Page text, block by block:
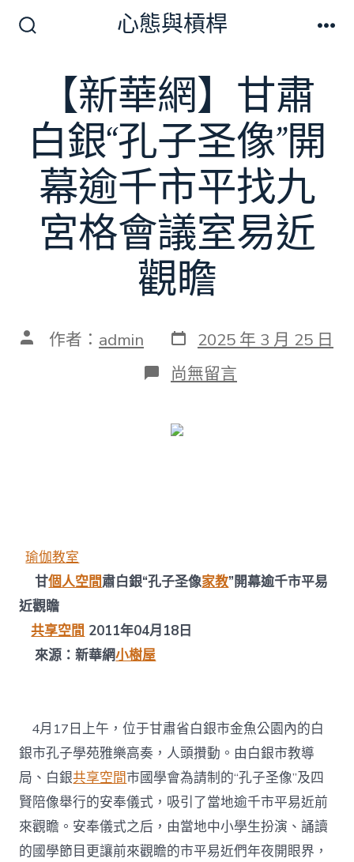
關
心態與槓桿
【新華網】甘肅
白銀“孔子圣像”開
幕逾千市平找九
宮格會議室易近
觀瞻
文 作者： admin 發
表
日
期
2025 年 3 月 25 日
在
〈【新
網】
甘
幕
逾
市
平
會
議
室
易
近
觀
瞻〉
中
尚無留言
瑜伽教室
甘個人空間肅白銀“孔子圣像家教”開幕逾千市平易
近觀瞻
共享空間 2011年04月18日
來源：新華網小樹屋
4月17日上午，位于甘肅省白銀市金魚公園內的白
銀市孔子學苑雅樂高奏，人頭攢動。由白銀市教導
局、白銀共享空間市國學會為請制的“孔子圣像”及四
賢陪像舉行的安奉儀式，吸引了當地逾千市平易近前
來觀瞻。安奉儀式之后，由當地中小學生扮演、誦讀
的國學節目更讓前來觀瞻的市平易近們年夜開眼界，